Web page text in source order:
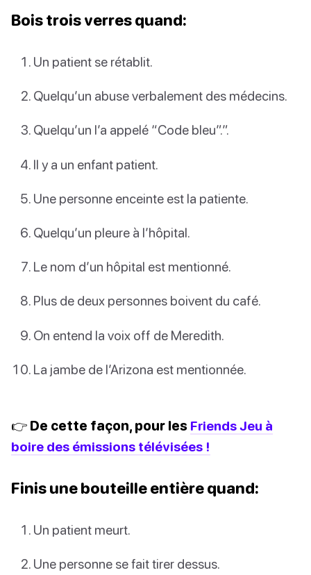
Bois trois verres quand:
Un patient se rétablit.
Quelqu’un abuse verbalement des médecins.
Quelqu’un l’a appelé “Code bleu”.”.
Il y a un enfant patient.
Une personne enceinte est la patiente.
Quelqu’un pleure à l’hôpital.
Le nom d’un hôpital est mentionné.
Plus de deux personnes boivent du café.
On entend la voix off de Meredith.
La jambe de l’Arizona est mentionnée.
👉 De cette façon, pour les Friends Jeu à
boire des émissions télévisées !
Finis une bouteille entière quand:
Un patient meurt.
Une personne se fait tirer dessus.